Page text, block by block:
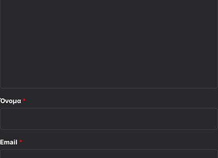
Όνομα *
Email *